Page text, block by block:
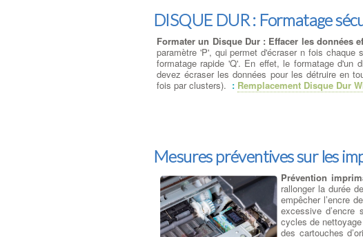
DISQUE DUR : Formatage
Formater un Disque Dur : Effacer les données
paramètre 'P', qui permet d'écraser n fois
formatage rapide 'Q'. En effet, le formatage d'un
devez écraser les données pour les détruire en
fois par clusters). : Remplacement Disque Dur
Mesures préventives sur les
Prévention
rallonger la durée
empêcher l’encre
excessive d’encre
cycles de
des cartouches